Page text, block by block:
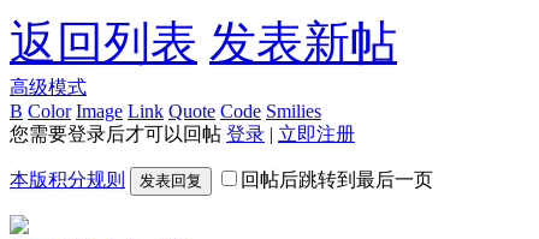
返回列表 发表新帖
高级模式
B Color Image Link Quote Code Smilies
您需要登录后才可以回帖 登录 | 立即注册
本版积分规则 发表回复 回帖后跳转到最后一页